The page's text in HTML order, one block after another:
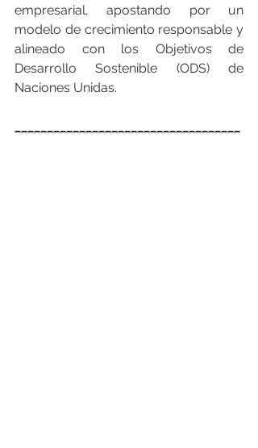
empresarial, apostando por un
modelo de crecimiento responsable y
alineado con los Objetivos de
Desarrollo Sostenible (ODS) de
Naciones Unidas.